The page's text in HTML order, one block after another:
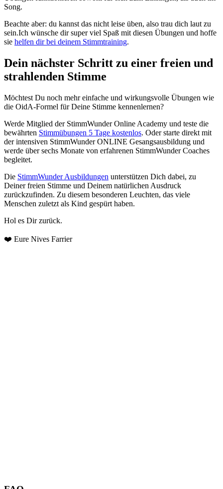
Song.
Beachte aber: du kannst das nicht leise üben, also trau dich laut zu
sein.Ich wünsche dir super viel Spaß mit diesen Übungen und hoffe
sie helfen dir bei deinem Stimmtraining.
Dein nächster Schritt zu einer freien und
strahlenden Stimme
Möchtest Du noch mehr einfache und wirkungsvolle Übungen wie
die OidA-Formel für Deine Stimme kennenlernen?
Werde Mitglied der StimmWunder Online Academy und teste die
bewährten Stimmübungen 5 Tage kostenlos. Oder starte direkt mit
der intensiven StimmWunder ONLINE Gesangsausbildung und
werde über sechs Monate von erfahrenen StimmWunder Coaches
begleitet.
Die StimmWunder Ausbildungen unterstützen Dich dabei, zu
Deiner freien Stimme und Deinem natürlichen Ausdruck
zurückzufinden. Zu diesem besonderen Leuchten, das viele
Menschen zuletzt als Kind gespürt haben.
Hol es Dir zurück.
❤️ Eure Nives Farrier